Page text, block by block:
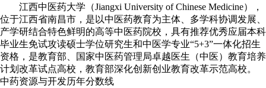
江西中医药大学（Jiangxi University of Chinese Medicine），
位于江西省南昌市，是以中医药教育为主体、多学科协调发展、
产学研结合特色鲜明的高等中医药院校，具有推荐优秀应届本科
毕业生免试攻读硕士学位研究生和中医学专业“5+3”一体化招生
资格，是教育部、国家中医药管理局卓越医生（中医）教育培养
计划改革试点高校，教育部深化创新创业教育改革示范高校。
中药资源与开发历年分数线